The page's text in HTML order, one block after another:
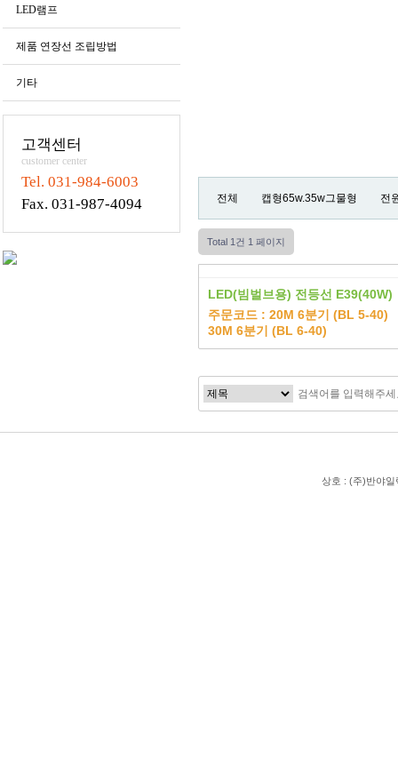
LED램프
제품 연장선 조립방법
기타
고객센터
customer center
Tel. 031-984-6003
Fax. 031-987-4094
전체 캡형65w.35w그물형 전
Total 1건 1 페이지
LED(빔벌브용) 전등선 E39(40W)
주문코드 : 20M 6분기 (BL 5-40)
30M 6분기 (BL 6-40)
상호 : (주)반야일